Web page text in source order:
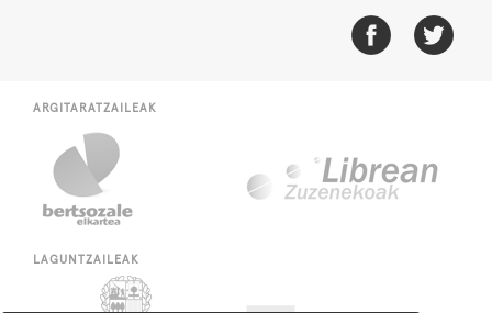
ARGITARATZAILEAK
LAGUNTZAILEAK